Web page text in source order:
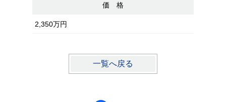
価 格
2,350万円
一覧へ戻る